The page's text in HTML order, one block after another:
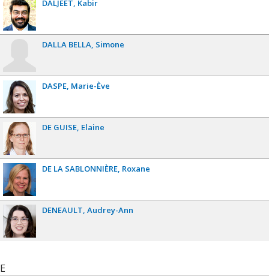
DALJEET Kabir
DALLA BELLA Simone
DASPE Marie-Ève
DE GUISE Elaine
DE LA SABLONNIÈRE Roxane
DENEAULT Audrey-Ann
E